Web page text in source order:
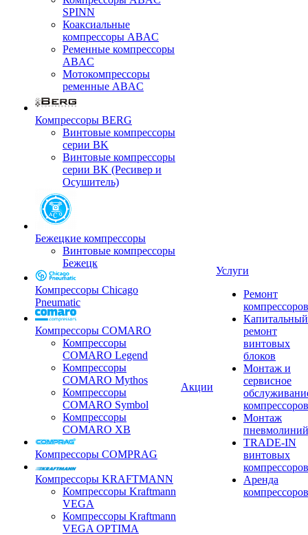
SPINN
Коаксиальные
компрессоры ABAC
Ременные компрессоры
ABAC
Мотокомпрессоры
ременные ABAC
Компрессоры BERG
Винтовые компрессоры
серии BK
Винтовые компрессоры
серии BK (Ресивер и
Осушитель)
Бежецкие компрессоры
Винтовые компрессоры
Бежецк
Компрессоры Chicago
Pneumatic
Компрессоры COMARO
Компрессоры
COMARO Legend
Компрессоры
COMARO Mythos
Компрессоры
COMARO Symbol
Компрессоры
COMARO XB
Компрессоры COMPRAG
Компрессоры KRAFTMANN
Компрессоры Kraftmann
VEGA
Компрессоры Kraftmann
VEGA OPTIMA
Акции
Услуги
Ремонт
компрессоров
Капитальный
ремонт
винтовых
блоков
Монтаж и
сервисное
компрессоров
Монтаж
пневмолиний
TRADE-IN
винтовых
компрессоров
Аренда
компрессоров